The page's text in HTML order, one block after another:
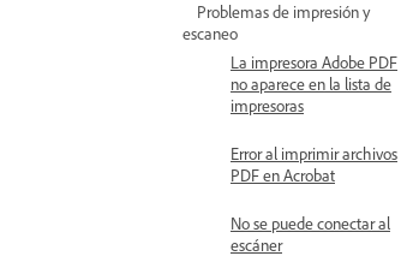
Problemas de impresión y
escaneo
La impresora Adobe PDF
no aparece en la lista de
impresoras
Error al imprimir archivos
PDF en Acrobat
No se puede conectar al
escáner